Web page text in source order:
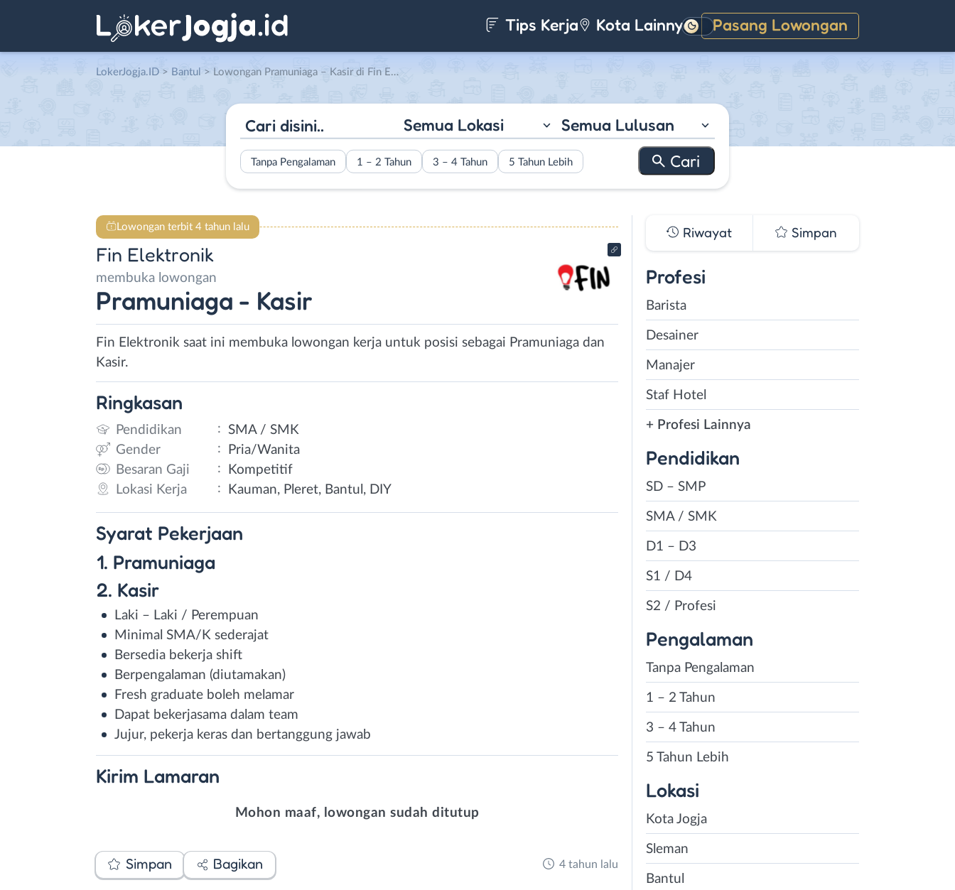
Tips Kerja Kota Lainnya Pasang Lowongan
Gelap
LokerJogja.ID > Bantul > Lowongan Pramuniaga – Kasir di Fin Elektronik
Semua Lokasi Semua Lulusan
Tanpa Pengalaman 1 – 2 Tahun 3 – 4 Tahun 5 Tahun Lebih
Lowongan terbit 4 tahun lalu
Fin Elektronik
membuka lowongan
Pramuniaga - Kasir
Fin Elektronik saat ini membuka lowongan kerja untuk posisi sebagai Pramuniaga dan
Kasir.
Ringkasan
Pendidikan : SMA / SMK
Gender
:
Pria/Wanita
Besaran Gaji
:
Kompetitif
Lokasi Kerja
: Kauman, Pleret, Bantul, DIY
Syarat Pekerjaan
1. Pramuniaga
2. Kasir
Laki – Laki / Perempuan
Minimal SMA/K sederajat
Bersedia bekerja shift
Berpengalaman (diutamakan)
Fresh graduate boleh melamar
Dapat bekerjasama dalam team
Jujur, pekerja keras dan bertanggung jawab
Kirim Lamaran
Mohon maaf, lowongan sudah ditutup
Simpan Bagikan 4 tahun lalu
Riwayat Simpan
Profesi
Barista
Desainer
Manajer
Staf Hotel
+ Profesi Lainnya
Pendidikan
SD – SMP
SMA / SMK
D1 – D3
S1 / D4
S2 / Profesi
Pengalaman
Tanpa Pengalaman
1 – 2 Tahun
3 – 4 Tahun
5 Tahun Lebih
Lokasi
Kota Jogja
Sleman
Bantul